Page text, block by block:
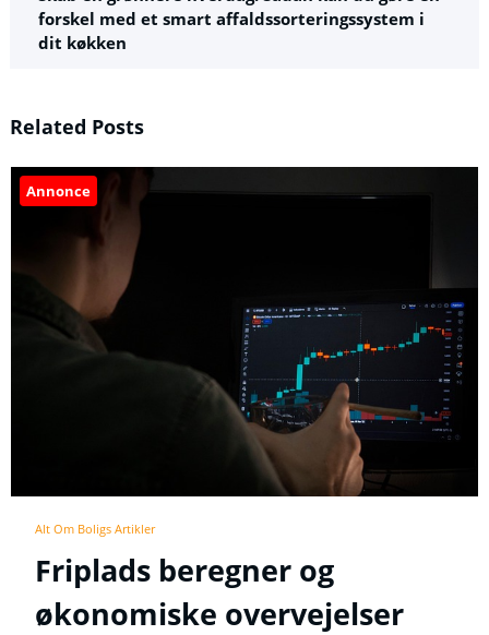
forskel med et smart affaldssorteringssystem i
dit køkken
Related Posts
Annonce
Alt Om Boligs Artikler
Friplads beregner og
økonomiske overvejelser